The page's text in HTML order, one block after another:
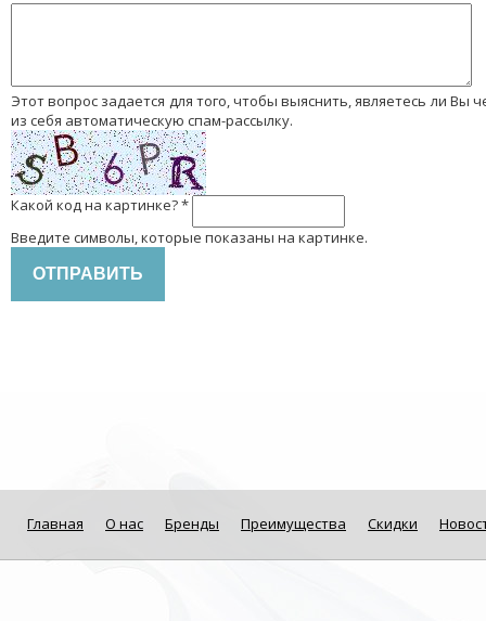
Этот вопрос задается для того, чтобы выяснить, являетесь ли Вы человеком или представляете
из себя автоматическую спам-рассылку.
Какой код на картинке?*
Введите символы, которые показаны на картинке.
Главная О нас Бренды Преимущества Скидки